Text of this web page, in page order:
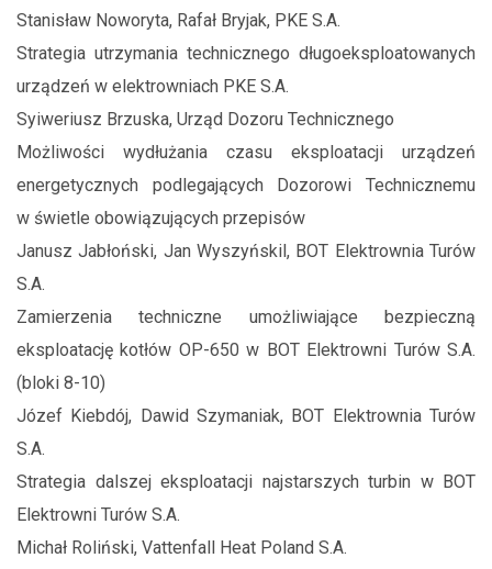
Stanisław Noworyta, Rafał Bryjak, PKE S.A.
Strategia utrzymania technicznego długoeksploatowanych
urządzeń w elektrowniach PKE S.A.
Syiweriusz Brzuska, Urząd Dozoru Technicznego
Możliwości wydłużania czasu eksploatacji urządzeń
energetycznych podlegających Dozorowi Technicznemu
w świetle obowiązujących przepisów
Janusz Jabłoński, Jan Wyszyńskil, BOT Elektrownia Turów
S.A.
Zamierzenia techniczne umożliwiające bezpieczną
eksploatację kotłów OP-650 w BOT Elektrowni Turów S.A.
(bloki 8-10)
Józef Kiebdój, Dawid Szymaniak, BOT Elektrownia Turów
S.A.
Strategia dalszej eksploatacji najstarszych turbin w BOT
Elektrowni Turów S.A.
Michał Roliński, Vattenfall Heat Poland S.A.